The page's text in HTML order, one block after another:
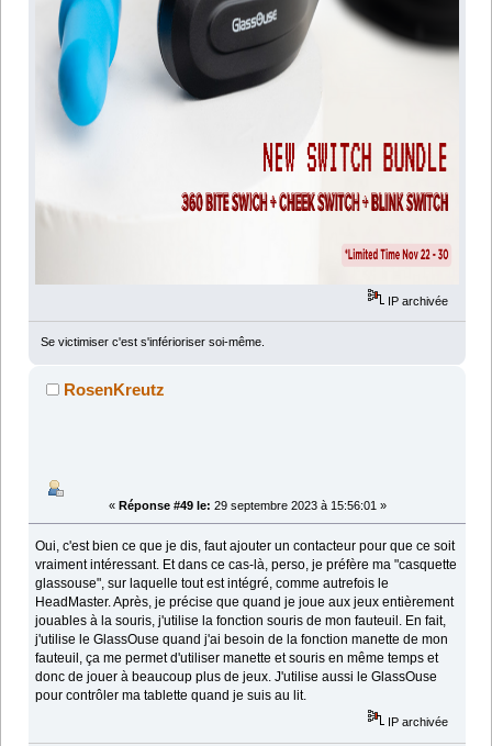
IP archivée
Se victimiser c'est s'inférioriser soi-même.
RosenKreutz
« Réponse #49 le: 29 septembre 2023 à 15:56:01 »
Oui, c'est bien ce que je dis, faut ajouter un contacteur pour que ce soit
vraiment intéressant. Et dans ce cas-là, perso, je préfère ma "casquette
glassouse", sur laquelle tout est intégré, comme autrefois le
HeadMaster. Après, je précise que quand je joue aux jeux entièrement
jouables à la souris, j'utilise la fonction souris de mon fauteuil. En fait,
j'utilise le GlassOuse quand j'ai besoin de la fonction manette de mon
fauteuil, ça me permet d'utiliser manette et souris en même temps et
donc de jouer à beaucoup plus de jeux. J'utilise aussi le GlassOuse
pour contrôler ma tablette quand je suis au lit.
IP archivée